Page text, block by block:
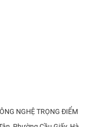
NGHỆ TRỌNG ĐIỂM